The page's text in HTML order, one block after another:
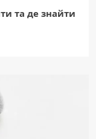
та де знайти